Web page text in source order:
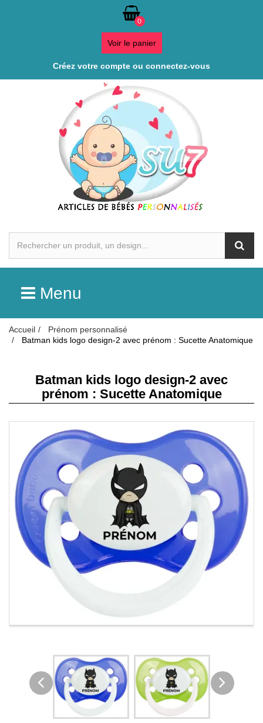
0
Voir le panier
Créez votre compte ou connectez-vous
Menu
Accueil
Prénom personnalisé
Batman kids logo design-2 avec prénom : Sucette Anatomique
Batman kids logo design-2 avec
prénom : Sucette Anatomique